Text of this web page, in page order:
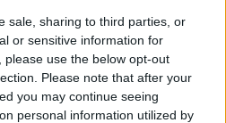
sale, sharing to third parties, or
or sensitive information for
use the below opt-out
Please note that after your
you may continue seeing
personal information utilized by
na sběr psích exkrementů pro
Hradci Králové. "Předpokládáme, že
reklama výrobců krmiv pro psy,"
Oldřich Vlasák. Částečně by se tak
"Jeden pytlík s lopatkou stojí
O. Vlasák.